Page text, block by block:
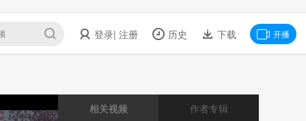
登录| 注册 历史 下载 开播
相关视频 作者专辑